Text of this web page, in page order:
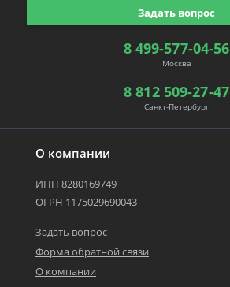
О компании
ИНН 8280169749
ОГРН 1175029690043
Задать вопрос
Форма обратной связи
О компании
8 499-577-04-56
Москва
8 812 509-27-47
Санкт-Петербург
Задать вопрос